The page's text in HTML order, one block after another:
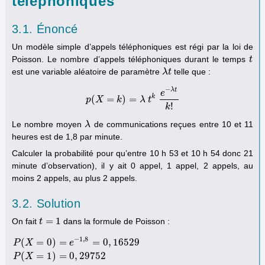
3.1. Énoncé
Un modèle simple d’appels téléphoniques est régi par la loi de
Poisson. Le nombre d’appels téléphoniques durant le tempst
t
est une variable aléatoire de paramètre λt
λt telle que :
p(X = k) = λ tk e−λt
k!
p X= k)= λ t k e−λ k!
Le nombre moyenλ
λ de communications reçues entre 10 et 11
heures est de 1,8 par minute.
Calculer la probabilité pour qu’entre 10 h 53 et 10 h 54 donc 21
minute d’observation), il y ait 0 appel, 1 appel, 2 appels, au
moins 2 appels, au plus 2 appels.
3.2. Solution
On fait t = 1
t= 1 dans la formule de Poisson :
P(X = 0)
P(X = 1)
= e−1,8 = 0, 16529
= 0, 29752